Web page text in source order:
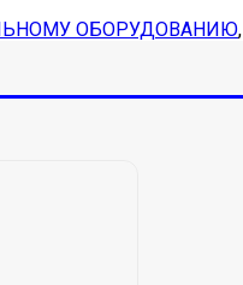
ОБОРУДОВАНИЮ,